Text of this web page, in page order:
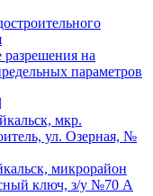
разрешения на
параметров
мкр.
ул. Озерная, №
микрорайон
ключ, з/у №70 А